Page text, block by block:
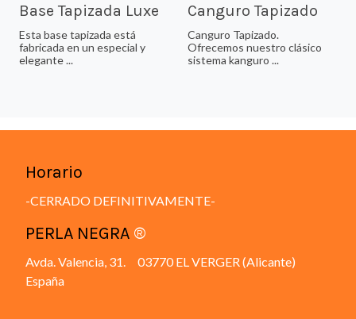
Base Tapizada Luxe
Esta base tapizada está
fabricada en un especial y
elegante ...
Canguro Tapizado
Canguro Tapizado.
Ofrecemos nuestro clásico
sistema kanguro ...
Horario
-CERRADO DEFINITIVAMENTE-
PERLA NEGRA ®
Avda. Valencia, 31. 03770 EL VERGER (Alicante)
España